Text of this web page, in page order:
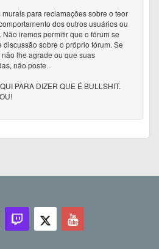
para reclamações sobre o teor
dos outros usuários ou
iremos permitir que o fórum se
sobre o próprio fórum. Se
lhe agrade ou que suas
não poste.
PARA DIZER QUE É BULLSHIT.